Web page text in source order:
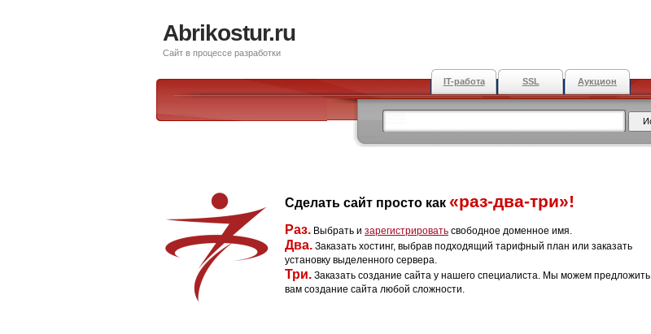
Abrikostur.ru
Сайт в процессе разработки
IT-работа SSL Аукцион
Сделать сайт просто как «раз-два-три»!
Раз. Выбрать и зарегистрировать свободное доменное имя.
Два. Заказать хостинг, выбрав подходящий тарифный план или заказать
установку выделенного сервера.
Три. Заказать создание сайта у нашего специалиста. Мы можем предложить
вам создание сайта любой сложности.